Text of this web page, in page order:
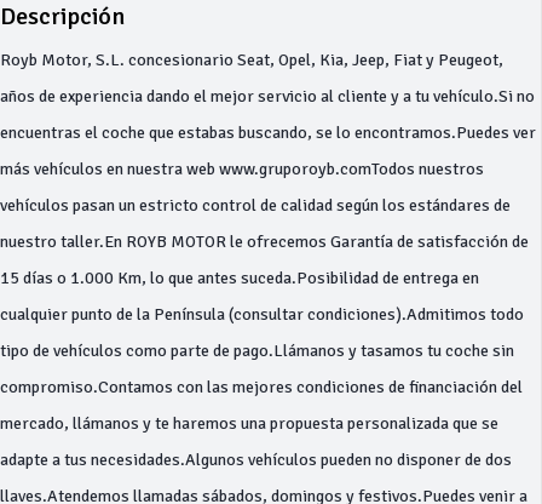
Descripción
Royb Motor, S.L. concesionario Seat, Opel, Kia, Jeep, Fiat y Peugeot,
años de experiencia dando el mejor servicio al cliente y a tu vehículo.Si no
encuentras el coche que estabas buscando, se lo encontramos.Puedes ver
más vehículos en nuestra web www.gruporoyb.comTodos nuestros
vehículos pasan un estricto control de calidad según los estándares de
nuestro taller.En ROYB MOTOR le ofrecemos Garantía de satisfacción de
15 días o 1.000 Km, lo que antes suceda.Posibilidad de entrega en
cualquier punto de la Península (consultar condiciones).Admitimos todo
tipo de vehículos como parte de pago.Llámanos y tasamos tu coche sin
compromiso.Contamos con las mejores condiciones de financiación del
mercado, llámanos y te haremos una propuesta personalizada que se
adapte a tus necesidades.Algunos vehículos pueden no disponer de dos
llaves.Atendemos llamadas sábados, domingos y festivos.Puedes venir a